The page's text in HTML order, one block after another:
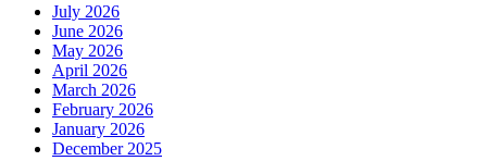
July 2026
June 2026
May 2026
April 2026
March 2026
February 2026
January 2026
December 2025